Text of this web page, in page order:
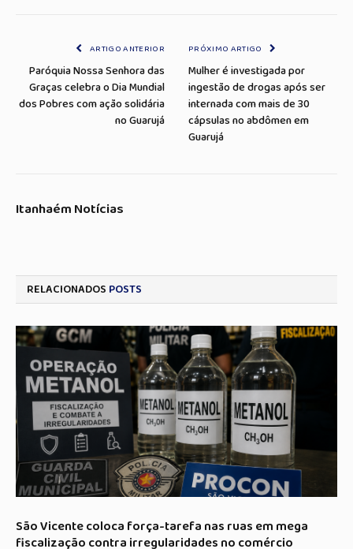
ARTIGO ANTERIOR
Paróquia Nossa Senhora das
Graças celebra o Dia Mundial
dos Pobres com ação solidária
no Guarujá
PRÓXIMO ARTIGO
Mulher é investigada por
ingestão de drogas após ser
internada com mais de 30
cápsulas no abdômen em
Guarujá
Itanhaém Notícias
RELACIONADOS POSTS
São Vicente coloca força-tarefa nas ruas em mega
fiscalização contra irregularidades no comércio